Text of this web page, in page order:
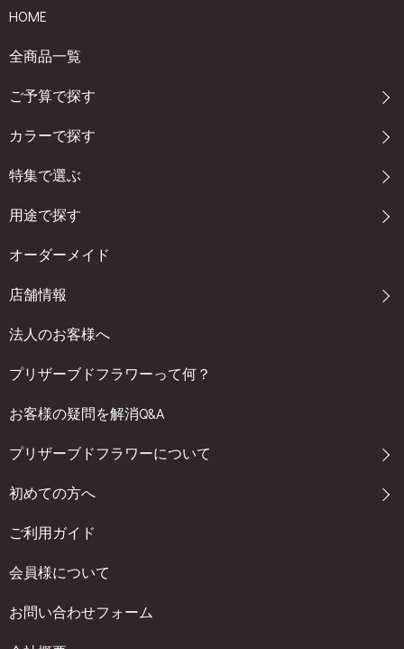
HOME
全商品一覧
ご予算で探す
カラーで探す
特集で選ぶ
用途で探す
オーダーメイド
店舗情報
法人のお客様へ
プリザーブドフラワーって何？
お客様の疑問を解消Q&A
プリザーブドフラワーについて
初めての方へ
ご利用ガイド
会員様について
お問い合わせフォーム